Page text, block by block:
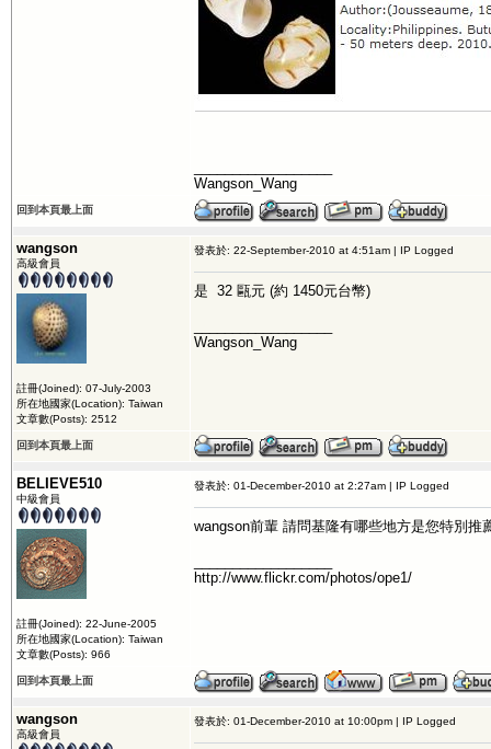
Wangson_Wang
回到本頁最上面
wangson
高級會員
註冊(Joined): 07-July-2003
所在地國家(Location): Taiwan
文章數(Posts): 2512
發表於: 22-September-2010 at 4:51am | IP Logged
是 32 甌元 (約 1450元台幣)
Wangson_Wang
回到本頁最上面
BELIEVE510
中級會員
註冊(Joined): 22-June-2005
所在地國家(Location): Taiwan
文章數(Posts): 966
發表於: 01-December-2010 at 2:27am | IP Logged
wangson前輩 請問基隆有哪些地方是您特別推
http://www.flickr.com/photos/ope1/
回到本頁最上面
wangson
高級會員
發表於: 01-December-2010 at 10:00pm | IP Logged